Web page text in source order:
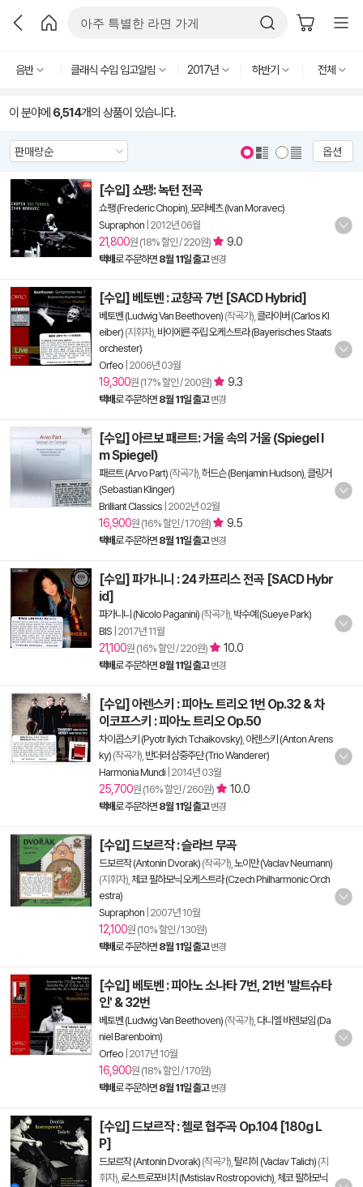
음반 클래식 수입 입고알림 2017년 하반기 전체
이 분야에 6,514개의 상품이 있습니다.
옵션
[수입] 쇼팽: 녹턴 전곡
쇼팽 (Frederic Chopin) 모라베츠 (Ivan Moravec)
Supraphon 2012년 06월
21,800원 (18% 할인 / 220원) 9.0
택배로 주문하면 8월 11일 출고 변경
[수입] 베토벤 : 교향곡 7번 [SACD Hybrid]
베토벤 (Ludwig Van Beethoven) (작곡가), 클라이버 (Carlos Kl
eiber) (지휘자), 바이에른 주립 오케스트라 (Bayerisches Staats
orchester)
Orfeo 2006년 03월
19,300원 (17% 할인 / 200원) 9.3
택배로 주문하면 8월 11일 출고 변경
[수입] 아르보 패르트: 거울 속의 거울 (Spiegel I
m Spiegel)
패르트 (Arvo Part) (작곡가), 허드슨 (Benjamin Hudson) 클링거
(Sebastian Klinger)
Brilliant Classics 2002년 02월
16,900원 (16% 할인 / 170원) 9.5
택배로 주문하면 8월 11일 출고 변경
[수입] 파가니니 : 24 카프리스 전곡 [SACD Hybr
id]
파가니니 (Nicolo Paganini) (작곡가), 박수예 (Sueye Park)
BIS 2017년 11월
21,100원 (16% 할인 / 220원) 10.0
택배로 주문하면 8월 11일 출고 변경
[수입] 아렌스키 : 피아노 트리오 1번 Op.32 & 차
이코프스키 : 피아노 트리오 Op.50
차이콥스키 (Pyotr Ilyich Tchaikovsky) 아렌스키 (Anton Arens
ky) (작곡가), 반더러 삼중주단 (Trio Wanderer)
Harmonia Mundi 2014년 03월
25,700원 (16% 할인 / 260원) 10.0
택배로 주문하면 8월 11일 출고 변경
[수입] 드보르작 : 슬라브 무곡
드보르작 (Antonin Dvorak) (작곡가), 노이만 (Vaclav Neumann)
(지휘자), 체코 필하모닉 오케스트라 (Czech Philharmonic Orch
estra)
Supraphon 2007년 10월
12,100원 (10% 할인 / 130원)
택배로 주문하면 8월 11일 출고 변경
[수입] 베토벤 : 피아노 소나타 7번, 21번 '발트슈타
인' & 32번
베토벤 (Ludwig Van Beethoven) (작곡가), 다니엘 바렌보임 (Da
niel Barenboim)
Orfeo 2017년 10월
16,900원 (18% 할인 / 170원)
택배로 주문하면 8월 11일 출고 변경
[수입] 드보르작 : 첼로 협주곡 Op.104 [180g L
P]
드보르작 (Antonin Dvorak) (작곡가), 탈리히 (Vaclav Talich) (지
휘자), 로스트로포비치 (Mstislav Rostropovich) 체코 필하모닉